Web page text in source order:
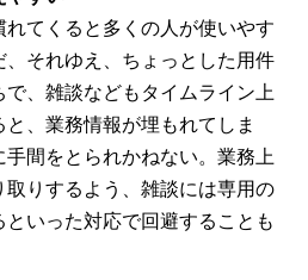
れてくると多くの人が使いやす
それゆえ、ちょっとした用件
、雑談などもタイムライン上
、業務情報が埋もれてしま
間をとられかねない。業務上
りするよう、雑談には専用の
いった対応で回避することも